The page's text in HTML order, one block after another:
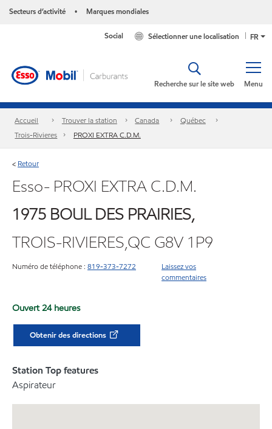
Secteurs d’activité • Marques mondiales
FR
Sélectionner une localisation
Social
Menu
Recherche sur le site web
Accueil Trouver la station Canada
Québec
Trois-Rivieres
PROXI EXTRA C.D.M.
< Retour
Esso- PROXI EXTRA C.D.M.
1975 BOUL DES PRAIRIES,
TROIS-RIVIERES,QC G8V 1P9
Numéro de téléphone : 819-373-7272
Laissez vos
commentaires
Ouvert 24 heures
Obtenir des directions
Station Top features
Aspirateur